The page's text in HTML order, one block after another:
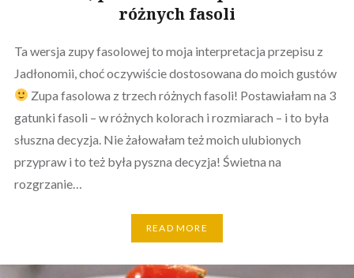
różnych fasoli
Ta wersja zupy fasolowej to moja interpretacja przepisu z
Jadłonomii, choć oczywiście dostosowana do moich gustów
Zupa fasolowa z trzech różnych fasoli! Postawiałam na 3
gatunki fasoli – w różnych kolorach i rozmiarach – i to była
słuszna decyzja. Nie żałowałam też moich ulubionych
przypraw i to też była pyszna decyzja! Świetna na
rozgrzanie…
READ MORE